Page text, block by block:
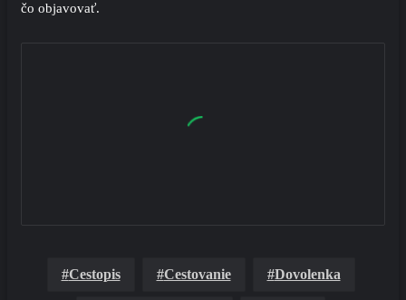
čo objavovať.
Cestopis Cestovanie Dovolenka